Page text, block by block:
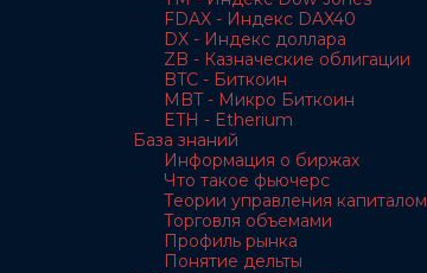
FDAX - Индекс DAX40
DX - Индекс доллара
ZB - Казначеские облигации
BTC - Биткоин
MBT - Микро Биткоин
ETH - Etherium
База знаний
Информация о биржах
Что такое фьючерс
Теории управления капиталом
Торговля объемами
Профиль рынка
Понятие дельты